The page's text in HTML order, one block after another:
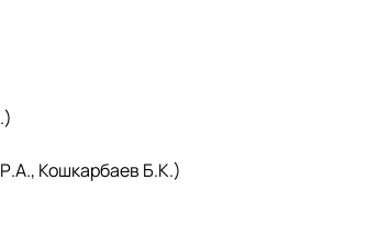
Кошкарбаев Б.К.)